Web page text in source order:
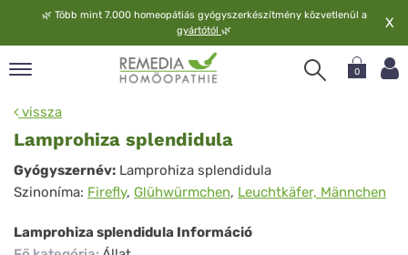
🌿 Több mint 7.000 homeopátiás gyógyszerkészítmény közvetlenül a
gyártótól 🌿 X
0
vissza
Lamprohiza splendidula
Lamprohiza
splendidula
Gyógyszernév: Lamprohiza splendidula
Szinoníma: Firefly, Glühwürmchen, Leuchtkäfer, Männchen
Lamprohiza splendidula Információ